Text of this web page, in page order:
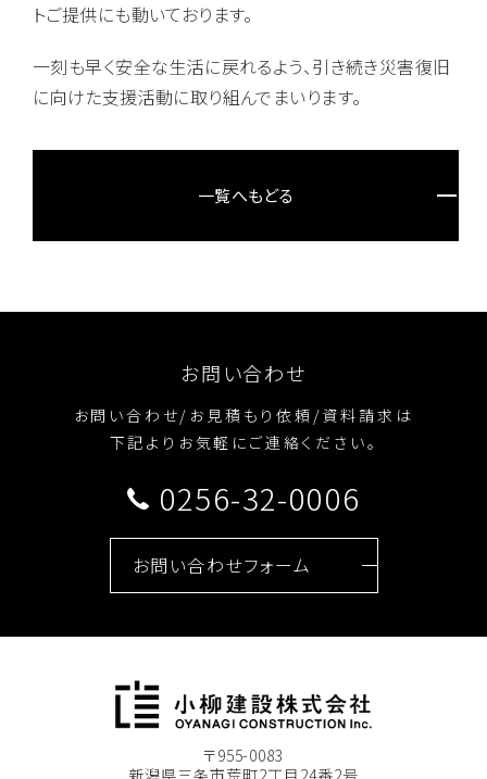
トご提供にも動いております。
一刻も早く安全な生活に戻れるよう、引き続き災害復旧
に向けた支援活動に取り組んでまいります。
一覧へもどる
お問い合わせ
お問い合わせ/お見積もり依頼/資料請求は
下記よりお気軽にご連絡ください。
0256-32-0006
お問い合わせフォーム
〒955-0083